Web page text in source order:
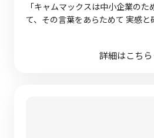
「キャムマックスは中小企業の
て、その言葉をあらためて 実感と
詳細はこちら